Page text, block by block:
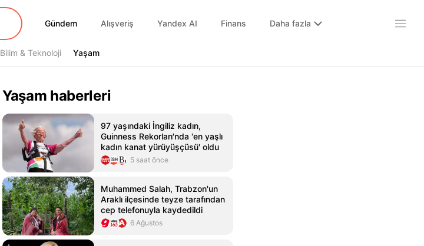
Gündem
Gündem Alışveriş Yandex AI Finans Daha fazla
Bilim & Teknoloji Yaşam
Yaşam
Yaşam haberleri
97 yaşındaki İngiliz kadın,
Guinness Rekorları'nda 'en yaşlı
kadın kanat yürüyüşçüsü' oldu
5 saat önce
Muhammed Salah, Trabzon'un
Araklı ilçesinde teyze tarafından
cep telefonuyla kaydedildi
6 Ağustos